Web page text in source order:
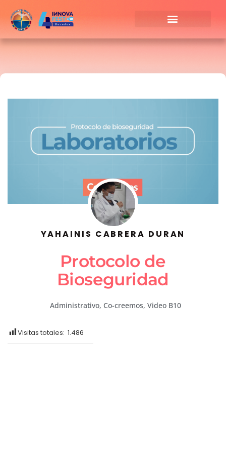
YAHAINIS CABRERA DURAN
Protocolo de
Bioseguridad
Administrativo, Co-creemos, Video B10
Visitas totales: 1.486